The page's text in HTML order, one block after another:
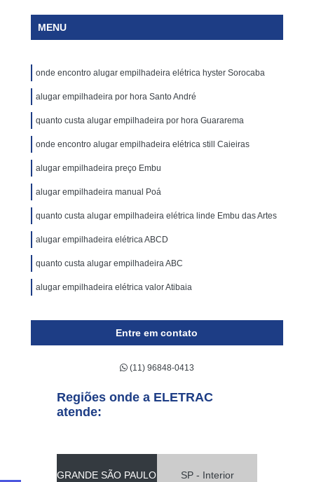
MENU
onde encontro alugar empilhadeira elétrica hyster Sorocaba
alugar empilhadeira por hora Santo André
quanto custa alugar empilhadeira por hora Guararema
onde encontro alugar empilhadeira elétrica still Caieiras
alugar empilhadeira preço Embu
alugar empilhadeira manual Poá
quanto custa alugar empilhadeira elétrica linde Embu das Artes
alugar empilhadeira elétrica ABCD
quanto custa alugar empilhadeira ABC
alugar empilhadeira elétrica valor Atibaia
Entre em contato
(11) 96848-0413
Regiões onde a ELETRAC
atende:
GRANDE SÃO PAULO SP - Interior